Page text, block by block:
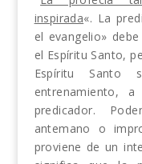
inspirada«. La
el evange­lio»
el Espíritu Santo,
Espíritu Santo
entrenamiento,
predicador.
antemano o
proviene de un